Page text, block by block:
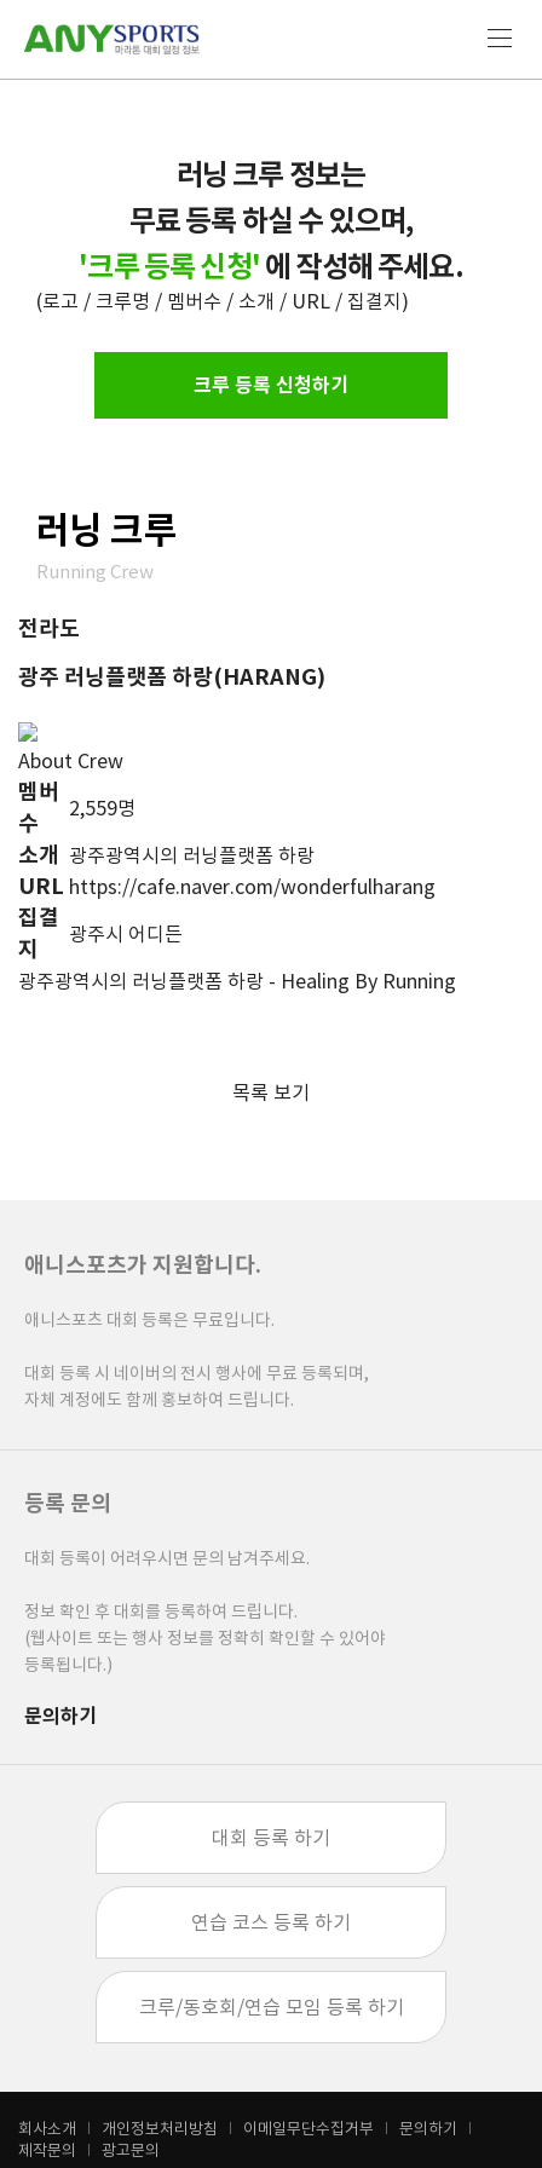
러닝 크루 정보는
무료 등록 하실 수 있으며,
'크루 등록 신청'에 작성해 주세요.
(로고 / 크루명 / 멤버수 / 소개 / URL / 집결지)
크루 등록 신청하기
러닝 크루
Running Crew
전라도
광주 러닝플랫폼 하랑(HARANG)
About Crew
멤버
수
2,559명
소개 광주광역시의 러닝플랫폼 하랑
URL https://cafe.naver.com/wonderfulharang
집결
지
광주시 어디든
광주광역시의 러닝플랫폼 하랑 - Healing By Running
목록 보기
애니스포츠가 지원합니다.
애니스포츠 대회 등록은 무료입니다.
대회 등록 시 네이버의 전시 행사에 무료 등록되며,
자체 계정에도 함께 홍보하여 드립니다.
등록 문의
대회 등록이 어려우시면 문의 남겨주세요.
정보 확인 후 대회를 등록하여 드립니다.
(웹사이트 또는 행사 정보를 정확히 확인할 수 있어야
등록됩니다.)
문의하기
대회 등록 하기
연습 코스 등록 하기
크루/동호회/연습 모임 등록 하기
회사소개 개인정보처리방침 이메일무단수집거부
문의하기
제작문의
광고문의